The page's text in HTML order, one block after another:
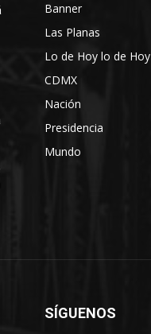
Banner
Las Planas
Lo de Hoy lo de Hoy
CDMX
Nación
Presidencia
Mundo
SÍGUENOS